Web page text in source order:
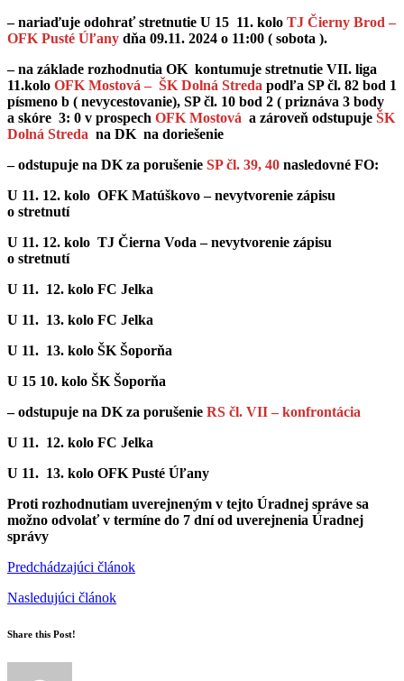
– nariaďuje odohrať stretnutie U 15 11. kolo TJ Čierny Brod –
OFK Pusté Úľany dňa 09.11. 2024 o 11:00 ( sobota ).
– na základe rozhodnutia OK kontumuje stretnutie VII. liga
11.kolo OFK Mostová – ŠK Dolná Streda podľa SP čl. 82 bod 1
písmeno b ( nevycestovanie), SP čl. 10 bod 2 ( priznáva 3 body
a skóre 3: 0 v prospech OFK Mostová a zároveň odstupuje ŠK
Dolná Streda na DK na doriešenie
– odstupuje na DK za porušenie SP čl. 39, 40 nasledovné FO:
U 11. 12. kolo OFK Matúškovo – nevytvorenie zápisu
o stretnutí
U 11. 12. kolo TJ Čierna Voda – nevytvorenie zápisu
o stretnutí
U 11. 12. kolo FC Jelka
U 11. 13. kolo FC Jelka
U 11. 13. kolo ŠK Šoporňa
U 15 10. kolo ŠK Šoporňa
– odstupuje na DK za porušenie RS čl. VII – konfrontácia
U 11. 12. kolo FC Jelka
U 11. 13. kolo OFK Pusté Úľany
Proti rozhodnutiam uverejneným v tejto Úradnej správe sa
možno odvolať v termíne do 7 dní od uverejnenia Úradnej
správy
Predchádzajúci článok
Nasledujúci článok
Share this Post!